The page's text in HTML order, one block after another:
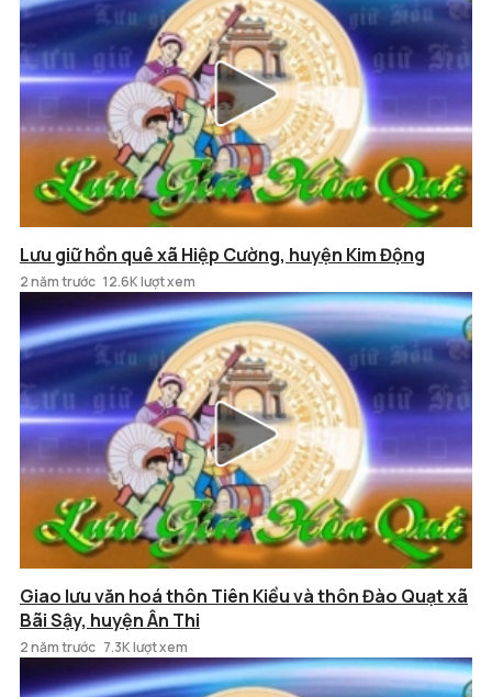
Lưu giữ hồn quê xã Hiệp Cường, huyện Kim Động
2 năm trước 12.6K lượt xem
Giao lưu văn hoá thôn Tiên Kiều và thôn Đào Quạt xã
Bãi Sậy, huyện Ân Thi
2 năm trước 7.3K lượt xem